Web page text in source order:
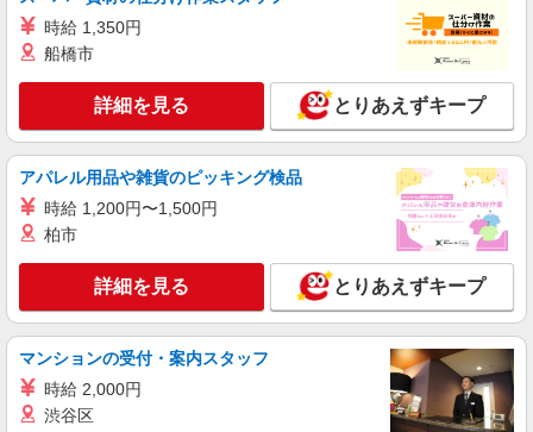
円〜 ◆初任者研修・経験者：時給1,500円〜 ◆介
り）
愛知県豊川市 【最寄駅】名鉄名古屋本線・名
をお選び下さい！！
キープ 詳細を見る
派遣社員
株式会社kotrio /●SZ-H-2099469
≪牛久保駅≫高級シニアマンションで見回り/
時給1500円〜2125円 ＜日払い有/週払い有/交
通費全支給(ガソリン代含む)＞
最寄り駅：牛久保
キープ 詳細を見る
派遣社員
時給 1,350円
船橋市
詳細を見る とりあえずキープ
アパレル用品や雑貨のピッキング検品
時給 1,200円〜1,500円
柏市
詳細を見る とりあえずキープ
マンションの受付・案内スタッフ
時給 2,000円
渋谷区